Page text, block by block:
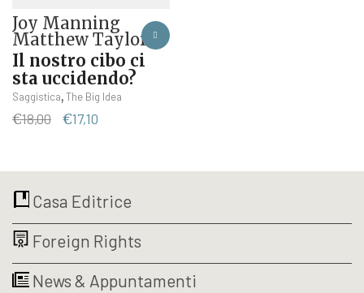
Joy Manning
Matthew Taylor
Il nostro cibo ci
sta uccidendo?
Saggistica,The Big Idea
€18,00
Il
era:
€17,10
è:
Casa Editrice
Foreign Rights
News & Appuntamenti